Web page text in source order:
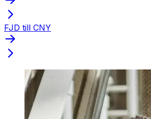
FJD till CNY